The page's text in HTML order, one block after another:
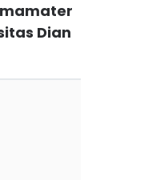
Dian